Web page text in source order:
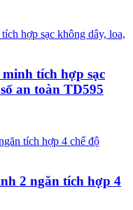
tích hợp sạc
an toàn TD595
2 ngăn tích hợp 4